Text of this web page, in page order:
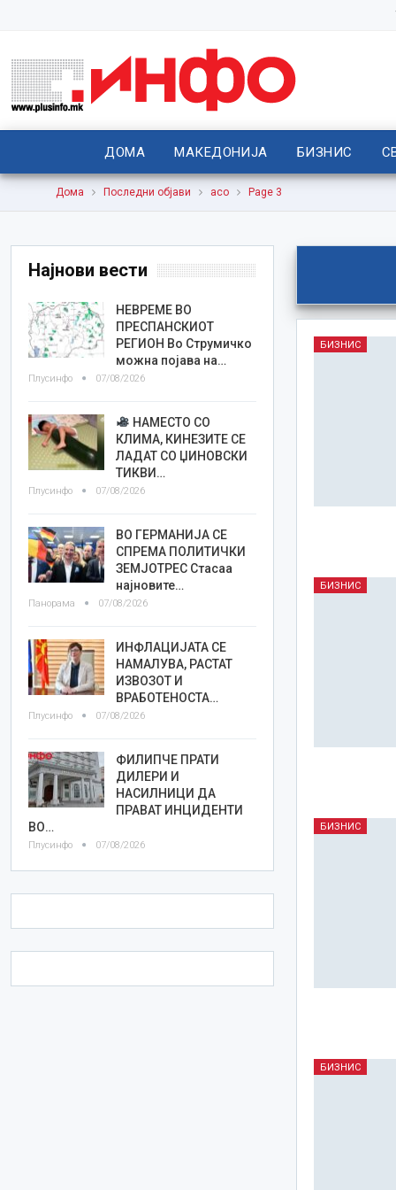
ДОМА МАКЕДОНИЈА БИЗНИС
Дома Последни објави асо Page 3
БИЗНИС
БИЗНИС
БИЗНИС
БИЗНИС
Најнови вести
НЕВРЕМЕ ВО
ПРЕСПАНСКИОТ
РЕГИОН Во Струмичко
можна појава на…
Плусинфо 07/08/2026
НАМЕСТО СО
КЛИМА, КИНЕЗИТЕ СЕ
ЛАДАТ СО ЏИНОВСКИ
ТИКВИ…
Плусинфо 07/08/2026
ВО ГЕРМАНИЈА СЕ
СПРЕМА ПОЛИТИЧКИ
ЗЕМЈОТРЕС Стасаа
најновите…
Панорама 07/08/2026
ИНФЛАЦИЈАТА СЕ
НАМАЛУВА, РАСТАТ
ИЗВОЗОТ И
ВРАБОТЕНОСТА…
Плусинфо 07/08/2026
ФИЛИПЧЕ ПРАТИ
ДИЛЕРИ И
НАСИЛНИЦИ ДА
ПРАВАТ ИНЦИДЕНТИ
ВО…
Плусинфо 07/08/2026